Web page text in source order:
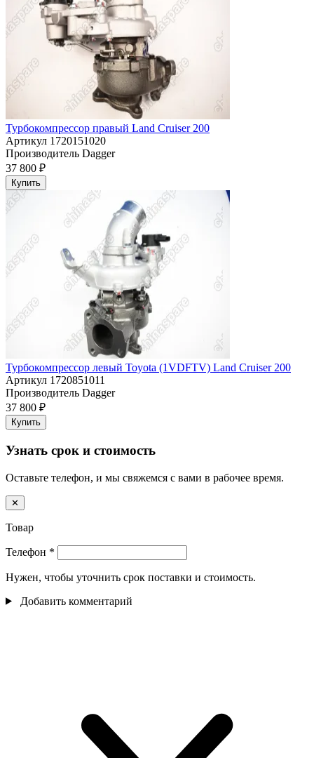
Турбокомпрессор правый Land Cruiser 200
Артикул 1720151020
Производитель Dagger
37 800 ₽
Купить
Турбокомпрессор левый Toyota (1VDFTV) Land Cruiser 200
Артикул 1720851011
Производитель Dagger
37 800 ₽
Купить
Узнать срок и стоимость
Оставьте телефон, и мы свяжемся с вами в рабочее время.
✕
Товар
Телефон *
Нужен, чтобы уточнить срок поставки и стоимость.
Добавить комментарий